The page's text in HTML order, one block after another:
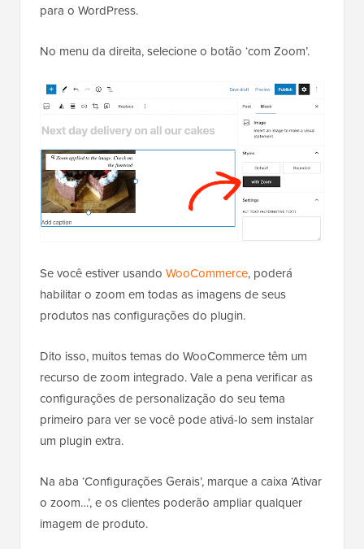
para o WordPress.
No menu da direita, selecione o botão ‘com Zoom’.
Se você estiver usando WooCommerce, poderá
habilitar o zoom em todas as imagens de seus
produtos nas configurações do plugin.
Dito isso, muitos temas do WooCommerce têm um
recurso de zoom integrado. Vale a pena verificar as
configurações de personalização do seu tema
primeiro para ver se você pode ativá-lo sem instalar
um plugin extra.
Na aba ‘Configurações Gerais’, marque a caixa ‘Ativar
o zoom…’, e os clientes poderão ampliar qualquer
imagem de produto.